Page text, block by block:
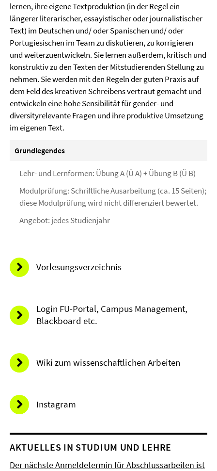
lernen, ihre eigene Textproduktion (in der Regel ein
längerer literarischer, essayistischer oder journalistischer
Text) im Deutschen und/ oder Spanischen und/ oder
Portugiesischen im Team zu diskutieren, zu korrigieren
und weiterzuentwickeln. Sie lernen außerdem, kritisch und
konstruktiv zu den Texten der Mitstudierenden Stellung zu
nehmen. Sie werden mit den Regeln der guten Praxis auf
dem Feld des kreativen Schreibens vertraut gemacht und
entwickeln eine hohe Sensibilität für gender- und
diversityrelevante Fragen und ihre produktive Umsetzung
im eigenen Text.
Grundlegendes
Lehr- und Lernformen: Übung A (Ü A) + Übung B (Ü B)
Modulprüfung: Schriftliche Ausarbeitung (ca. 15 Seiten);
diese Modulprüfung wird nicht differenziert bewertet.
Angebot: jedes Studienjahr
Vorlesungsverzeichnis
Login FU-Portal, Campus Management,
Blackboard etc.
Wiki zum wissenschaftlichen Arbeiten
Instagram
AKTUELLES IN STUDIUM UND LEHRE
Der nächste Anmeldetermin für Abschlussarbeiten ist